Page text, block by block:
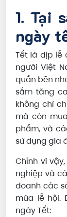
1. Tại
ngày
Tết là dịp lễ
người Việt
quần bên
sắm tăng
không chỉ
mà còn
phẩm, và
sử dụng gia
Chính vì
nghiệp và
doanh các
mùa lễ hội.
ngày Tết: